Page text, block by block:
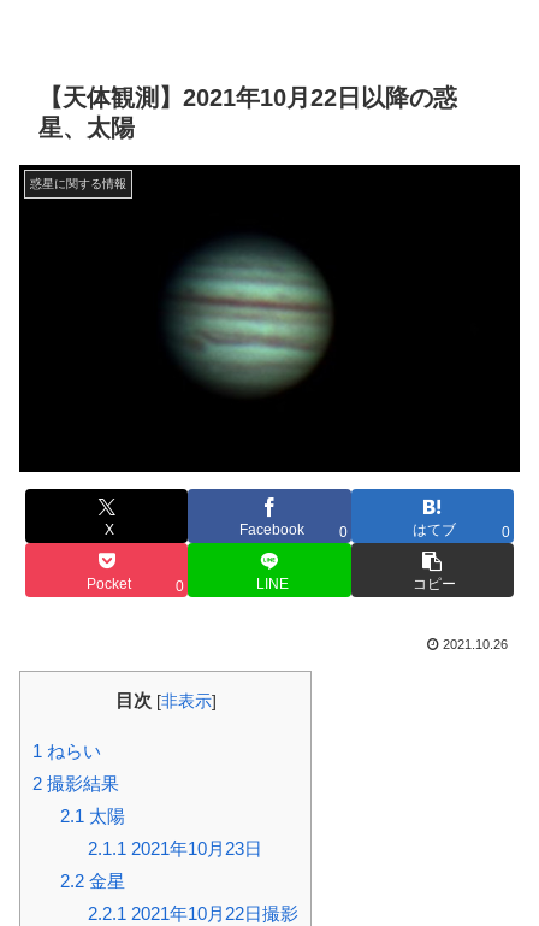
【天体観測】2021年10月22日以降の惑
星、太陽
惑星に関する情報
X Facebook 0 はてブ 0
Pocket 0 LINE コピー
2021.10.26
目次 [非表示]
1 ねらい
2 撮影結果
2.1太陽
2.1.12021年10月23日
2.2金星
2.2.12021年10月22日撮影